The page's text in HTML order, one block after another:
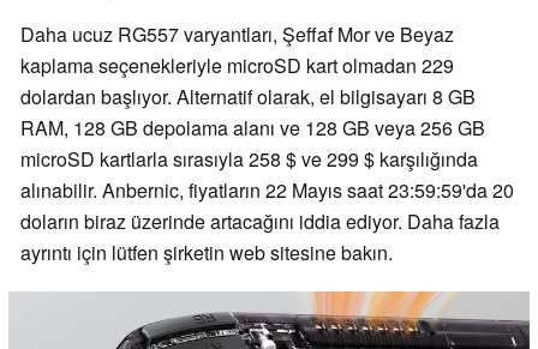
Daha ucuz RG557 varyantları, Şeffaf Mor ve Beyaz
kaplama seçenekleriyle microSD kart olmadan 229
dolardan başlıyor. Alternatif olarak, el bilgisayarı 8 GB
RAM, 128 GB depolama alanı ve 128 GB veya 256 GB
microSD kartlarla sırasıyla 258 $ ve 299 $ karşılığında
alınabilir. Anbernic, fiyatların 22 Mayıs saat 23:59:59'da 20
doların biraz üzerinde artacağını iddia ediyor. Daha fazla
ayrıntı için lütfen şirketin web sitesine bakın.